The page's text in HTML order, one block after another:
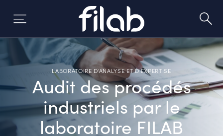
LABORATOIRE D'ANALYSE ET D'EXPERTISE
Audit des procédés
industriels par le
laboratoire FILAB